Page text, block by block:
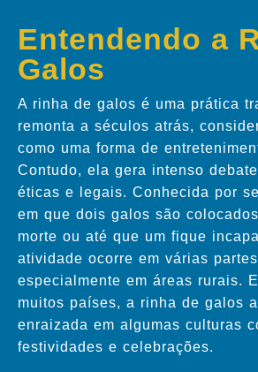
Entendendo a
Galos
A rinha de galos é uma prática
remonta a séculos atrás,
como uma forma de
Contudo, ela gera intenso
éticas e legais. Conhecida por
em que dois galos são
morte ou até que um fique
atividade ocorre em várias
especialmente em áreas rurais.
muitos países, a rinha de galos
enraizada em algumas culturas
festividades e celebrações.